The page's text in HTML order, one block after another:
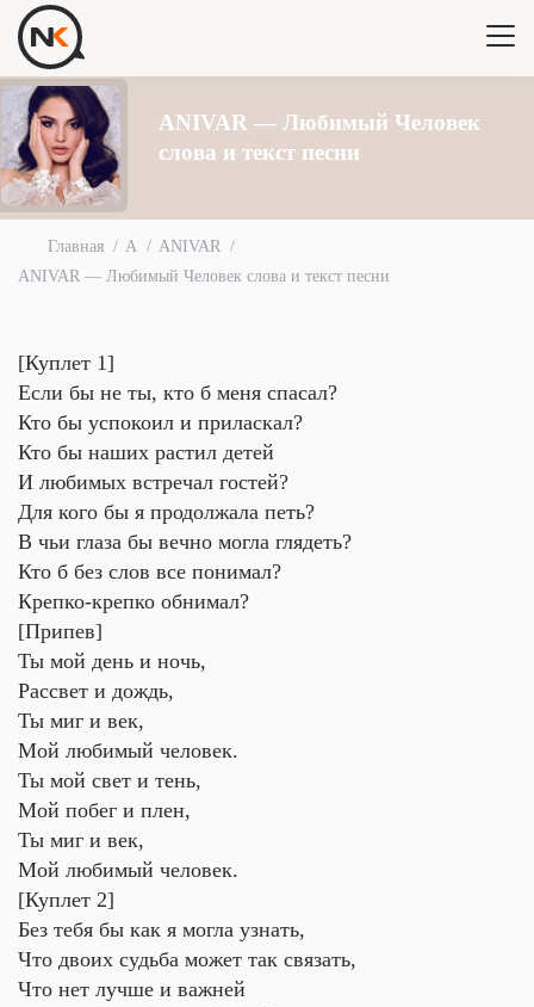
ANIVAR — Любимый Человек
слова и текст песни
Главная A
ANIVAR
ANIVAR — Любимый Человек слова и текст песни
[Куплет 1]
Если бы не ты, кто б меня спасал?
Кто бы успокоил и приласкал?
Кто бы наших растил детей
И любимых встречал гостей?
Для кого бы я продолжала петь?
В чьи глаза бы вечно могла глядеть?
Кто б без слов все понимал?
Крепко-крепко обнимал?
[Припев]
Ты мой день и ночь,
Рассвет и дождь,
Ты миг и век,
Мой любимый человек.
Ты мой свет и тень,
Мой побег и плен,
Ты миг и век,
Мой любимый человек.
[Куплет 2]
Без тебя бы как я могла узнать,
Что двоих судьба может так связать,
Что нет лучше и важней